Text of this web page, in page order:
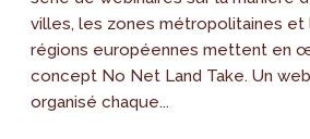
villes, les zones métropolitaines et
régions européennes mettent en
concept No Net Land Take. Un
organisé chaque...